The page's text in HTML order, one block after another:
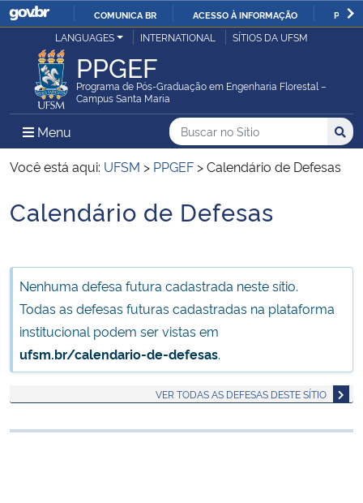
IR
O
COMUNICA BR ACESSO À INFORMAÇÃO
Ministério da Justiça e Segurança Pública
Ministério da Defesa
Ministério das Relações Exteriores
Ministério da Economia
Ministério da Agricultura, Pecuária e Abastecimento
Ministério da Educação
Ministério da Cidadania
LANGUAGES INTERNATIONAL SÍTIOS DA UFSM
PPGEF
Programa de Pós-Graduação em Engenharia Florestal –
Campus Santa Maria
Menu Menu Principal do Sítio
Busca
Buscar no no Sítio
Busca:
Você está aqui: UFSM > PPGEF >Calendário de Defesas
Início do conteúdo
Calendário de Defesas
Nenhuma defesa futura cadastrada neste sítio.
Todas as defesas futuras cadastradas na plataforma
institucional podem ser vistas em
ufsm.br/calendario-de-defesas.
VER TODAS AS DEFESAS DESTE SÍTIO